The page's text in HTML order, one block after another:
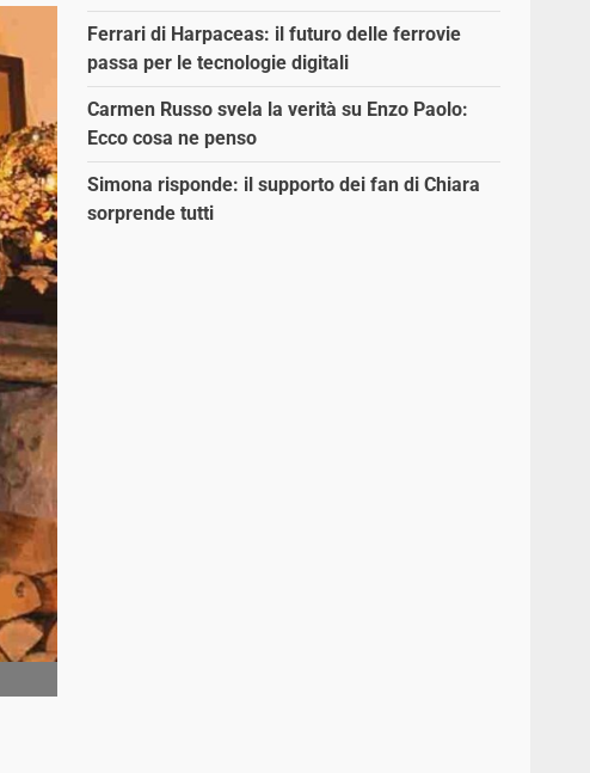
Ferrari di Harpaceas: il futuro delle ferrovie
passa per le tecnologie digitali
Carmen Russo svela la verità su Enzo Paolo:
Ecco cosa ne penso
Simona risponde: il supporto dei fan di Chiara
sorprende tutti